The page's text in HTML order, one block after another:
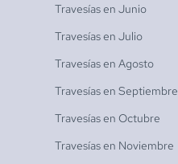
Travesías en Junio
Travesías en Julio
Travesías en Agosto
Travesías en Septiembre
Travesías en Octubre
Travesías en Noviembre